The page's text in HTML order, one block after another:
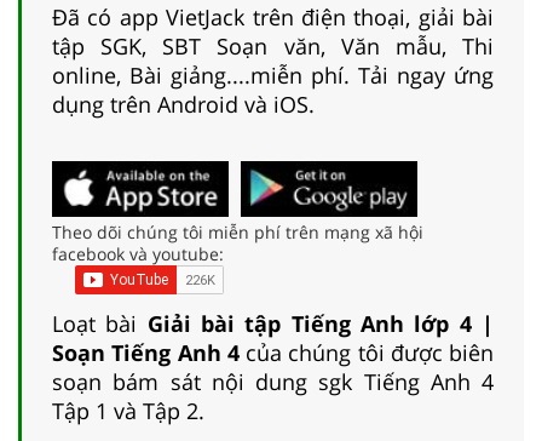
Đã có app VietJack trên điện thoại, giải bài
tập SGK, SBT Soạn văn, Văn mẫu, Thi
online, Bài giảng....miễn phí. Tải ngay ứng
dụng trên Android và iOS.
Theo dõi chúng tôi miễn phí trên mạng xã hội
facebook và youtube:
Loạt bài Giải bài tập Tiếng Anh lớp 4 |
Soạn Tiếng Anh 4của chúng tôi được biên
soạn bám sát nội dung sgk Tiếng Anh 4
Tập 1 và Tập 2.